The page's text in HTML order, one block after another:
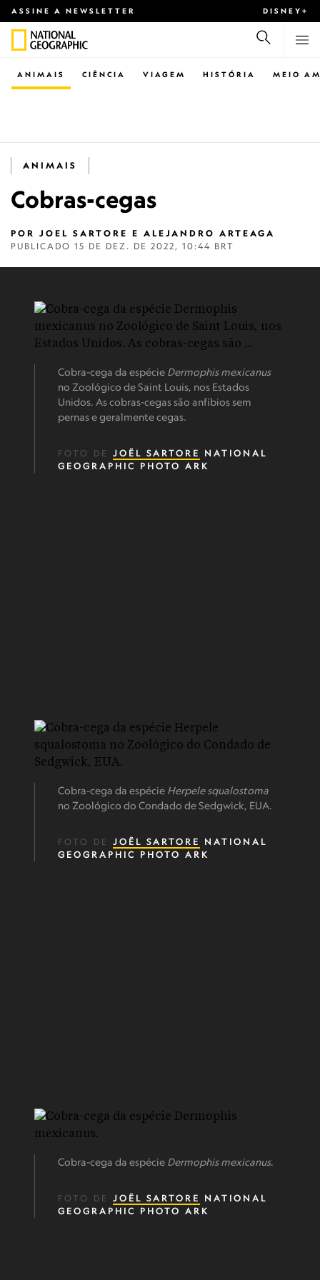
ASSINE A NEWSLETTER DISNEY+
CIÊNCIA VIAGEM
ANIMAIS HISTÓRIA MEIO
ANIMAIS
Cobras-cegas
POR JOEL SARTORE E ALEJANDRO ARTEAGA
PUBLICADO 15 DE DEZ. DE 2022, 10:44 BRT
Cobra-cega da espécie Dermophis mexicanus
no Zoológico de Saint Louis, nos Estados
Unidos. As cobras-cegas são anfíbios sem
pernas e geralmente cegas.
FOTO DE JOËL SARTORE
NATIONAL
GEOGRAPHIC PHOTO ARK
Cobra-cega da espécie Herpele squalostoma
no Zoológico do Condado de Sedgwick, EUA.
FOTO DE JOËL SARTORE
NATIONAL
GEOGRAPHIC PHOTO ARK
Cobra-cega da espécie Dermophis mexicanus.
FOTO DE JOËL SARTORE
NATIONAL
GEOGRAPHIC PHOTO ARK